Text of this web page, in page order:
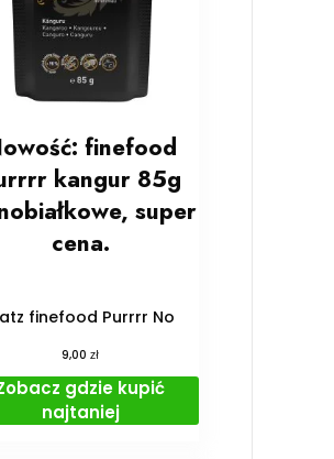
finefood
kangur 85g
super
cena.
finefood Purrrr No
9,00zł
gdzie kupić
najtaniej